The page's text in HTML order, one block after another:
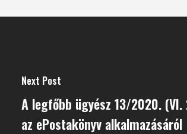
Next Post
A legfőbb ügyész 13/2020.
az ePostakönyv alkalmazásáról